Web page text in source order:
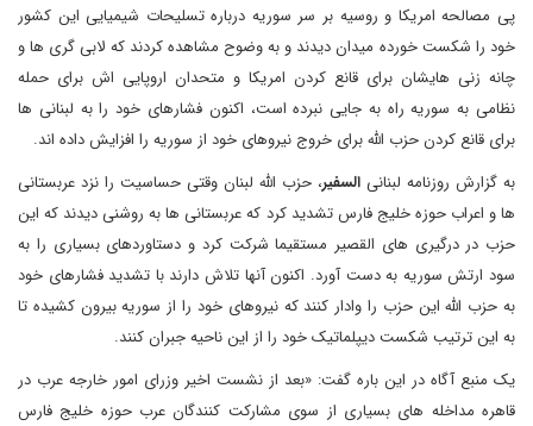
پی مصالحه امریکا و روسیه بر سر سوریه درباره تسلیحات شیمیایی این کشور
خود را شکست خورده میدان دیدند و به وضوح مشاهده کردند که لابی گری ها و
چانه زنی هایشان برای قانع کردن امریکا و متحدان اروپایی اش برای حمله
نظامی به سوریه راه به جایی نبرده است، اکنون فشارهای خود را به لبنانی ها
برای قانع کردن حزب الله برای خروج نیروهای خود از سوریه را افزایش داده اند.
به گزارش روزنامه لبنانی السفیر، حزب الله لبنان وقتی حساسیت را نزد عربستانی
ها و اعراب حوزه خلیج فارس تشدید کرد که عربستانی ها به روشنی دیدند که این
حزب در درگیری های القصیر مستقیما شرکت کرد و دستاوردهای بسیاری را به
سود ارتش سوریه به دست آورد. اکنون آنها تلاش دارند با تشدید فشارهای خود
به حزب الله این حزب را وادار کنند که نیروهای خود را از سوریه بیرون کشیده تا
به این ترتیب شکست دیپلماتیک خود را از این ناحیه جبران کنند.
یک منبع آگاه در این باره گفت: «بعد از نشست اخیر وزرای امور خارجه عرب در
قاهره مداخله های بسیاری از سوی مشارکت کنندگان عرب حوزه خلیج فارس